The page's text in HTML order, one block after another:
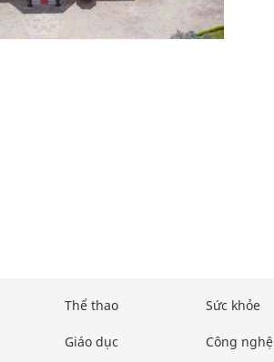
Thể thao
Giáo dục
Sức khỏe
Công nghệ